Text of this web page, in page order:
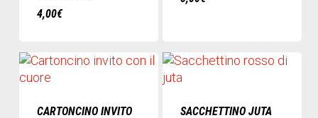
4,00€
CARTONCINO INVITO
SACCHETTINO JUTA